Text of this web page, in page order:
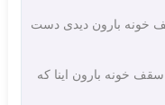
خونه بارون دیدی دست
سقف خونه بارون اینا که